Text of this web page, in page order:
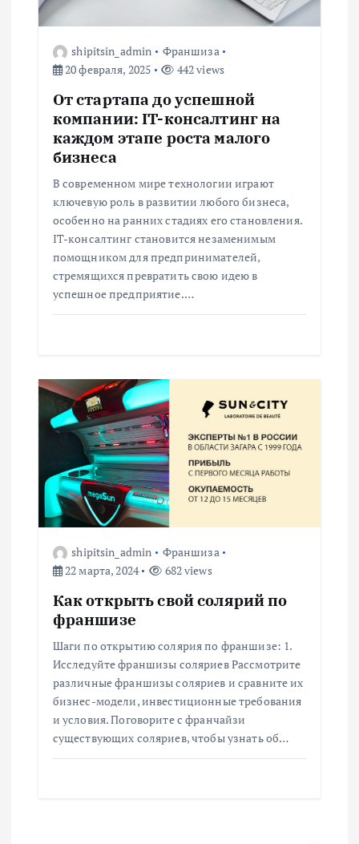
о
shipitsin_admin
Франшиза
20 февраля, 2025
442 views
От стартапа до успешной
компании: IT-консалтинг на
каждом этапе роста малого
бизнеса
В современном мире технологии играют
ключевую роль в развитии любого бизнеса,
особенно на ранних стадиях его становления.
IT-консалтинг становится незаменимым
помощником для предпринимателей,
стремящихся превратить свою идею в
успешное предприятие.…
shipitsin_admin
Франшиза
22 марта, 2024
682 views
Как открыть свой солярий по
франшизе
Шаги по открытию солярия по франшизе: 1.
Исследуйте франшизы соляриев Рассмотрите
различные франшизы соляриев и сравните их
бизнес-модели, инвестиционные требования
и условия. Поговорите с франчайзи
существующих соляриев, чтобы узнать об…